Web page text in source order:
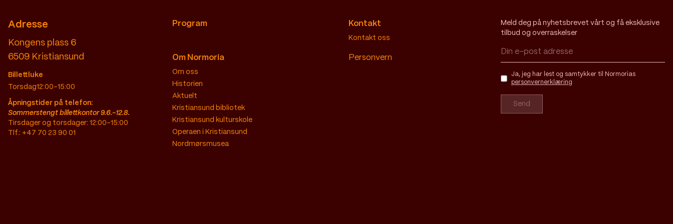
Adresse
Kongens plass 6
6509 Kristiansund
Billettluke
Torsdag12:00–15:00
Åpningstider på telefon:
Sommerstengt billettkontor 9.6.-12.8.
Tirsdager og torsdager: 12:00-15:00
Tlf.: +47 70 23 90 01
Program Kontakt
Kontakt oss
Om Normoria
Om oss
Historien
Aktuelt
Kristiansund bibliotek
Kristiansund kulturskole
Operaen i Kristiansund
Nordmørsmusea
Personvern
Meld deg på nyhetsbrevet vårt og få eksklusive
tilbud og overraskelser
Ja, jeg har lest og samtykker til Normorias
personvernerklæring
Send